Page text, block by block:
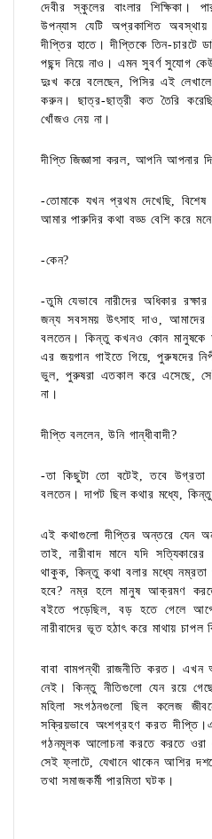
দেবীর স্কুলের বাংলার শিক্ষিকা।
উপন্যাস যেটি অপ্রকাশিত অবস্থায়
দীপ্তির হাতে। দীপ্তিকে তিন-চারটে
পছন্দ নিয়ে নাও। এমন সুবর্ণ সুযোগ
দুঃখ করে বলেছেন, পিসির এই
করুন। ছাত্র-ছাত্রী কত তৈরি
খোঁজও নেয় না।
দীপ্তি জিজ্ঞাসা করল, আপনি আপনার
-তোমাকে যখন প্রথম দেখেছি,
আমার পারুদির কথা বড্ড বেশি করে
-কেন?
-তুমি যেভাবে নারীদের অধিকার
জন্য সবসময় উৎসাহ দাও, আমাদের
বলতেন। কিন্তু কখনও কোন মানুষকে
এর জয়গান গাইতে গিয়ে, পুরুষদের
ভুল, পুরুষরা এতকাল করে এসেছে,
না।
দীপ্তি বললেন, উনি গান্ধীবাদী?
-তা কিছুটা তো বটেই, তবে
বলতেন। দাপট ছিল কথার মধ্যে,
এই কথাগুলো দীপ্তির অন্তরে যেন
তাই, নারীবাদ মানে যদি
থাকুক, কিন্তু কথা বলার মধ্যে
হবে? নম্র হলে মানুষ আক্রমণ
বইতে পড়েছিল, বড় হতে গেলে
নারীবাদের ভূত হঠাৎ করে মাথায় চাপল
বাবা বামপন্থী রাজনীতি করত। এখন
নেই। কিন্তু নীতিগুলো যেন রয়ে
মহিলা সংগঠনগুলো ছিল কলেজ
সক্রিয়ভাবে অংশগ্রহণ করত
গঠনমূলক আলোচনা করতে করতে ওরা
সেই ফ্লাটে, যেখানে থাকেন আশির
তথা সমাজকর্মী পারমিতা ঘটক।